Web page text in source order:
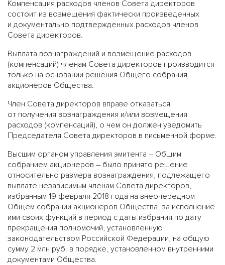
Компенсация расходов членов Совета директоров
состоит из возмещения фактически произведенных
и документально подтвержденных расходов членов
Совета директоров.
Выплата вознаграждений и возмещение расходов
(компенсаций) членам Совета директоров производится
только на основании решения Общего собрания
акционеров Общества.
Член Совета директоров вправе отказаться
от получения вознаграждения и/или возмещения
расходов (компенсаций), о чем он должен уведомить
Председателя Совета директоров в письменной форме.
Высшим органом управления эмитента – Общим
собранием акционеров – было принято решение
относительно размера вознаграждения, подлежащего
выплате независимым членам Совета директоров,
избранным 19 февраля 2018 года на внеочередном
Общем собрании акционеров Общества, за исполнение
ими своих функций в период с даты избрания по дату
прекращения полномочий, установленную
законодательством Российской Федерации, на общую
сумму 2 млн руб. в порядке, установленном внутренними
документами Общества.